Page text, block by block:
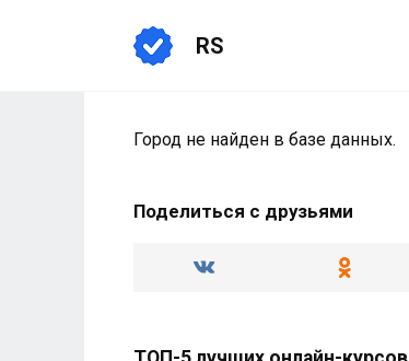
RS
Город не найден в базе данных.
Поделиться с друзьями